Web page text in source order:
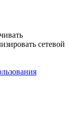
сетевой